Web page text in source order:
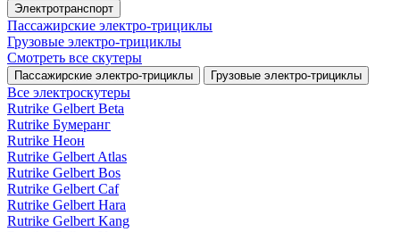
Электротранспорт
Пассажирские электро‑трициклы
Грузовые электро‑трициклы
Смотреть все скутеры
Пассажирские электро‑трициклы Грузовые электро‑трициклы
Все электро­скутеры
Rutrike Gelbert Beta
Rutrike Бумеранг
Rutrike Неон
Rutrike Gelbert Atlas
Rutrike Gelbert Bos
Rutrike Gelbert Caf
Rutrike Gelbert Hara
Rutrike Gelbert Kang